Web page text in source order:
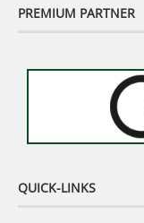
PREMIUM PARTNER
QUICK-LINKS